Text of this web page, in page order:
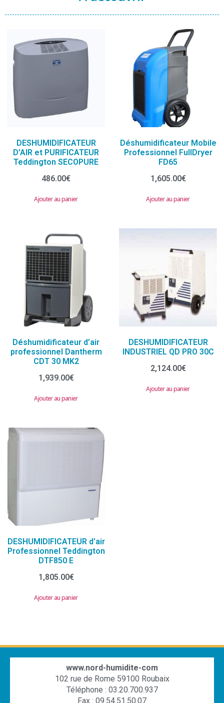
DESHUMIDIFICATEUR
D’AIR et PURIFICATEUR
Teddington SECOPURE
486.00€
Ajouter au panier
Déshumidificateur Mobile
Professionnel FullDryer
FD65
1,605.00€
Ajouter au panier
Déshumidificateur d’air
professionnel Dantherm
CDT 30 MK2
1,939.00€
Ajouter au panier
DESHUMIDIFICATEUR
INDUSTRIEL QD PRO 30C
2,124.00€
Ajouter au panier
DESHUMIDIFICATEUR d’air
Professionnel Teddington
DTF850 E
1,805.00€
Ajouter au panier
www.nord-humidite-com
102 rue de Rome 59100 Roubaix
Téléphone : 03.20.700.937
Fax : 09.54.51.50.07